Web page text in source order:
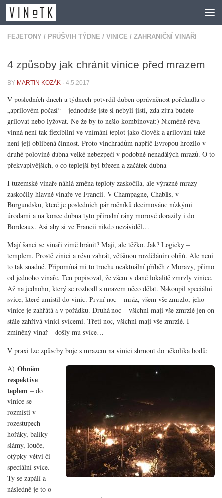
Skip to content
FEJETONY / PRŮŠVIH TÝDNE / VINICE / ZAHRANIČNÍ VINAŘI
4 způsoby jak chránit vinice před mrazem
BY MARTIN KOZÁK · 4.5.2017
V posledních dnech a týdnech potvrdil duben oprávněnost pořekadla o
„aprílovém počasí“ – jednoduše jste si nebyli jistí, zda zítra budete
grilovat nebo lyžovat. Ne že by to nešlo kombinovat:) Nicméně réva
vinná není tak flexibilní ve vnímání teplot jako člověk a grilování také
není její oblíbená činnost. Proto vinohradům napříč Evropou hrozilo v
druhé polovině dubna velké nebezpečí v podobně nenadálých mrazů. O to
překvapivějších, o co teplejší byl březen a začátek dubna.
I tuzemské vinaře náhlá změna teploty zaskočila, ale výrazné mrazy
zaskočily hlavně vinaře ve Francii. V Champagne, Chablis, v
Burgundsku, které je posledních pár ročníků decimováno nízkými
úrodami a na konec dubna tyto přírodní rány morové dorazily i do
Bordeaux. Asi aby si ve Francii nikdo nezáviděl…
Mají šanci se vinaři zimě bránit? Mají, ale těžko. Jak? Logicky –
templem. Prostě vinici a révu zahrát, většinou rozděláním ohňů. Ale není
to tak snadné. Připomíná mi to trochu neaktuální příběh z Moravy, přímo
od jednoho vinaře. Ten popisoval, že všem v dané lokalitě zmrzly vinice.
Až na jednoho, který se rozhodl s mrazem něco dělat. Nakoupil speciální
svíce, které umístil do vinic. První noc – mráz, všem vše zmrzlo, jeho
vinice je zahřátá a v pořádku. Druhá noc – všichni mají vše zmrzlé jen on
stále zahřívá vinici svícemi. Třetí noc, všichni mají vše zmrzlé. I
zmíněný vinař – došly mu svíce…
V praxi lze způsoby boje s mrazem na vinici shrnout do několika bodů:
A) Ohněm
respektive
teplem – do
vinice se
rozmístí v
rozestupech
hořáky, balíky
slámy, louče,
otýpky větví či
speciální svíce.
Ty se zapálí a
následně je to o